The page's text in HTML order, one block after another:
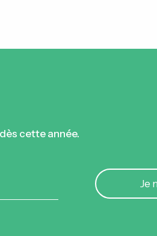
cette année.